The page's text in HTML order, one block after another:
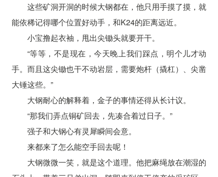
这些矿洞开洞的时候大钢都在，他只用手摸了摸，就
能依稀记得哪个位置好动手，和K24的距离远近。
小宝撸起衣袖，甩出尖锄头就要开干。
“等等，不是现在，今天晚上我们踩点，明个儿才动
手。而且这尖锄也干不动岩层，需要炮杆（撬杠）、尖凿
大锤这些。”
大钢耐心的解释着，金子的事情还得从长计议。
“那我们弄点铜矿回去，先凑合着过日子。”
强子和大钢心有灵犀瞬间会意。
来都来了怎么能空手回去呢！
大钢微微一笑，就是这个道理。他把麻绳放在潮湿的